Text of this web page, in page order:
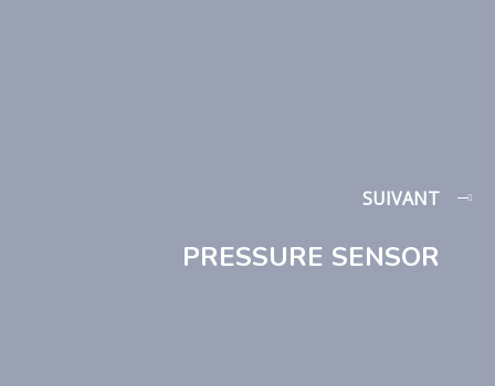
SUIVANT
PRESSURE SENSOR